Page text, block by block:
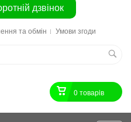
дзвінок
та обмін Умови згоди
0 товарiв